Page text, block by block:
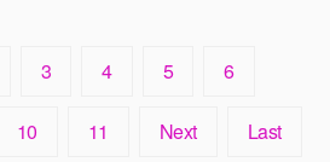
3 4 5 6
10 11 Next Last